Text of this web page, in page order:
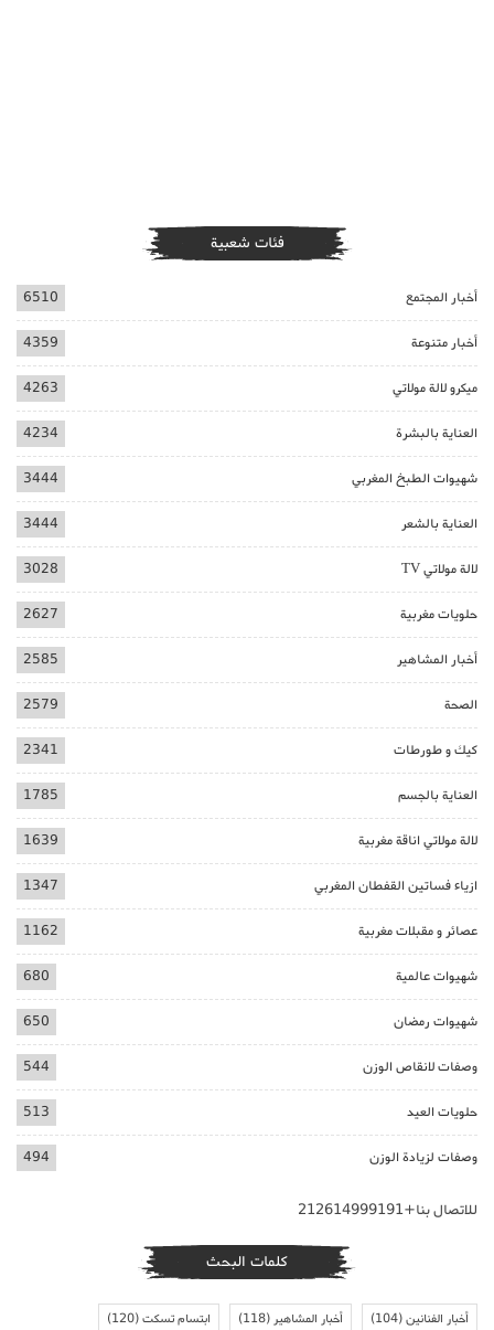
فئات شعبية
أخبار المجتمع 6510
أخبار متنوعة 4359
ميكرو لالة مولاتي 4263
العناية بالبشرة 4234
شهيوات الطبخ المغربي 3444
العناية بالشعر 3444
لالة مولاتي TV 3028
حلويات مغربية 2627
أخبار المشاهير 2585
الصحة 2579
كيك و طورطات 2341
العناية بالجسم 1785
لالة مولاتي اناقة مغربية 1639
ازياء فساتين القفطان المغربي 1347
عصائر و مقبلات مغربية 1162
شهيوات عالمية 680
شهيوات رمضان 650
وصفات لانقاص الوزن 544
حلويات العيد 513
وصفات لزيادة الوزن 494
للاتصال بنا+212614999191
كلمات البحث
أخبار الفنانين(104) أخبار المشاهير(118) ابتسام تسكت(120)